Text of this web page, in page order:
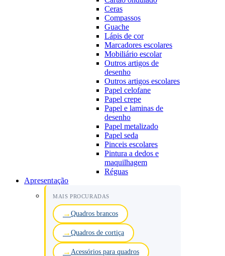
Ceras
Compassos
Guache
Lápis de cor
Marcadores escolares
Mobiliário escolar
Outros artigos de
desenho
Outros artigos escolares
Papel celofane
Papel crepe
Papel e laminas de
desenho
Papel metalizado
Papel seda
Pinceis escolares
Pintura a dedos e
maquilhagem
Réguas
Apresentação
MAIS PROCURADAS
Quadros brancos
Quadros de cortiça
Acessórios para quadros